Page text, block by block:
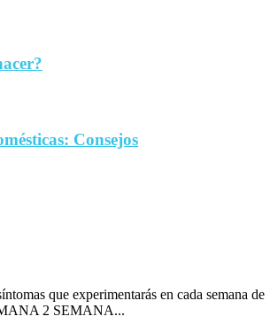
Consejos
que experimentarás en cada semana de
2 SEMANA...